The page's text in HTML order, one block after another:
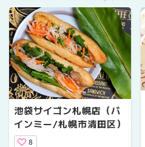
池袋サイゴン札幌店（バ
インミー/札幌市清田区）
8